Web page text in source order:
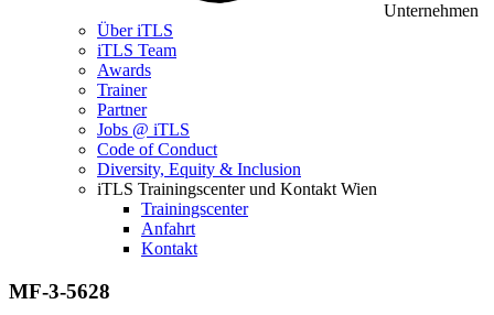
Unternehmen
Über iTLS
iTLS Team
Awards
Trainer
Partner
Jobs @ iTLS
Code of Conduct
Diversity, Equity & Inclusion
iTLS Trainingscenter und Kontakt Wien
Trainingscenter
Anfahrt
Kontakt
MF-3-5628